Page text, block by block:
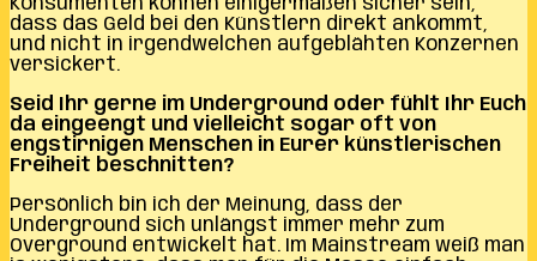
dass das Geld bei den Künstlern direkt ankommt,
und nicht in irgendwelchen aufgeblähten Konzernen
versickert.
Seid Ihr gerne im Underground oder fühlt Ihr Euch
da eingeengt und vielleicht sogar oft von
engstirnigen Menschen in Eurer künstlerischen
Freiheit beschnitten?
Persönlich bin ich der Meinung, dass der
Underground sich unlängst immer mehr zum
Overground entwickelt hat. Im Mainstream weiß man